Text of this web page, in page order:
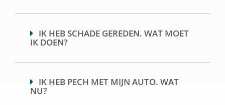
IK HEB SCHADE GEREDEN. WAT MOET
IK DOEN?
IK HEB PECH MET MIJN AUTO. WAT
NU?